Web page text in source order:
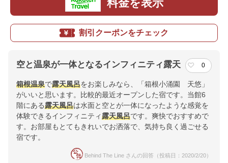
料金を表示
割引クーポンをチェック
空と温泉が一体となるインフィニティ露天 0
箱根温泉で露天風呂をお楽しみなら、「箱根小涌園 天悠」
がいいと思います。比較的最近オープンした宿です。当館6
階にある露天風呂は水面と空とが一体になったような感覚を
体験できるインフィニティ露天風呂です。爽快でおすすめで
す。お部屋もとてもきれいでお洒落で、気持ち良く過ごせる
宿です。
Behind The Line さんの回答（投稿日：2020/2/20）